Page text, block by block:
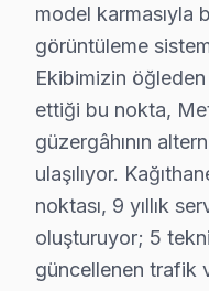
Kağıthane'de
Kağıthane,
Neden
Kağıthane Finlux TV
Kağıthane'da
• Kağıthane'de
• Kağıthane'de
model karmasıyla
görüntüleme
Ekibimizin
ettiği bu nokta,
güzergâhının
ulaşılıyor.
noktası, 9 yıllık
oluşturuyor; 5
güncellenen trafik